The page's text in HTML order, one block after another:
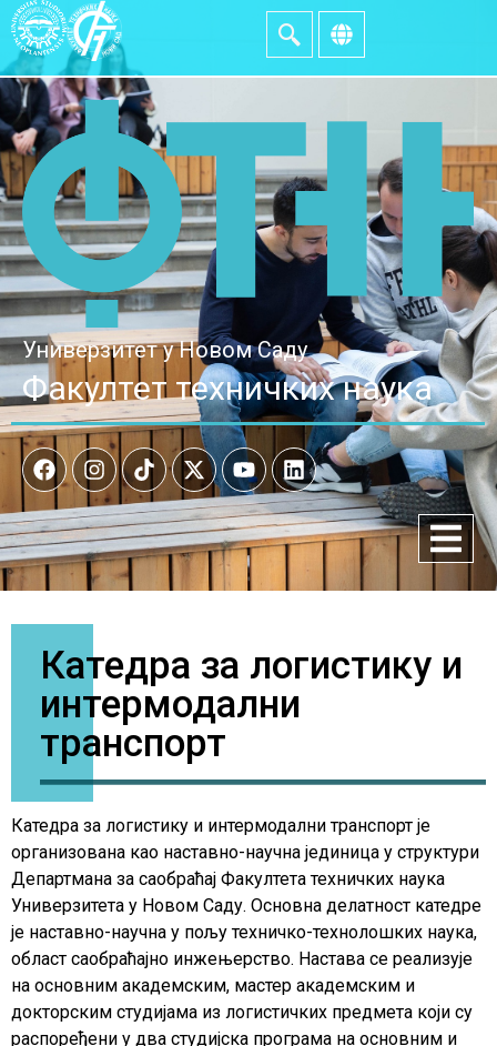
Универзитет у Новом Саду
Факултет техничких наука
Катедра за логистику и
интермодални
транспорт
Катедра за логистику и интермодални транспорт је
организована као наставно-научна јединица у структури
Департмана за саобраћај Факултета техничких наука
Универзитета у Новом Саду. Основна делатност катедре
је наставно-научна у пољу техничко-технолошких наука,
област саобраћајно инжењерство. Настава се реализује
на основним академским, мастер академским и
докторским студијама из логистичких предмета који су
распоређени у два студијска програма на основним и